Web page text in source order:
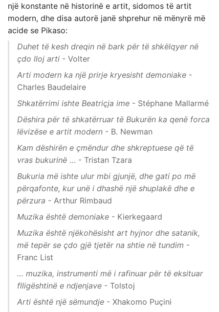
një konstante në historinë e artit, sidomos të artit
modern, dhe disa autorë janë shprehur në mënyrë më
acide se Pikaso:
Duhet të kesh dreqin në bark për të shkëlqyer në
çdo lloj arti - Volter
Arti modern ka një prirje kryesisht demoniake -
Charles Baudelaire
Shkatërrimi ishte Beatriçja ime - Stéphane Mallarmé
Dëshira për të shkatërruar të Bukurën ka qenë forca
lëvizëse e artit modern - B. Newman
Kam dëshirën e çmëndur dhe shkreptuese që të
vras bukurinë … - Tristan Tzara
Bukuria më ishte ulur mbi gjunjë, dhe gati po më
përqafonte, kur unë i dhashë një shuplakë dhe e
përzura - Arthur Rimbaud
Muzika është demoniake - Kierkegaard
Muzika është njëkohësisht art hyjnor dhe satanik,
më tepër se çdo gjë tjetër na shtie në tundim -
Franc List
… muzika, instrumenti më i rafinuar për të eksituar
flligështinë e ndjenjave - Tolstoj
Arti është një sëmundje - Xhakomo Puçini